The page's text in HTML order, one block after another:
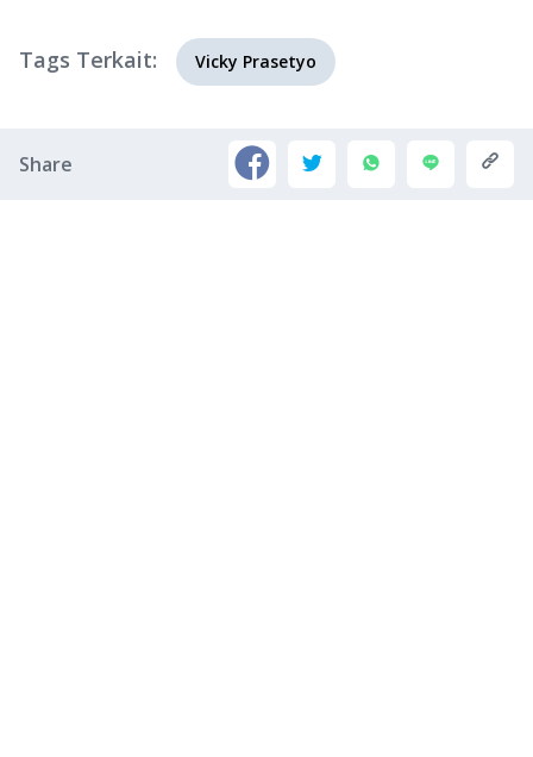
Tags Terkait: Vicky Prasetyo
Share